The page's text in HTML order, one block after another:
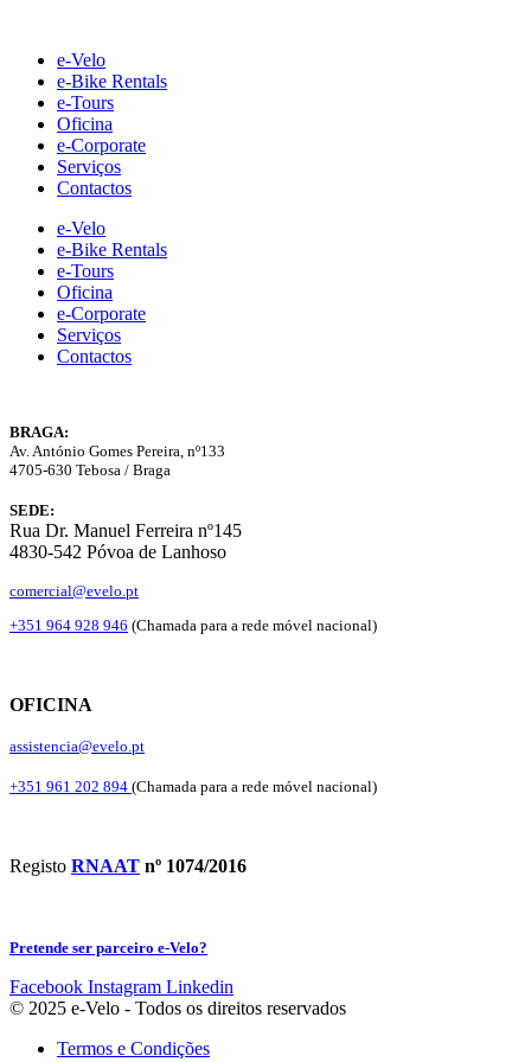
contente-Velo
e-Bike Rentals
e-Tours
Oficina
e-Corporate
Serviços
Contactos
e-Velo
e-Bike Rentals
e-Tours
Oficina
e-Corporate
Serviços
Contactos
BRAGA:
Av. António Gomes Pereira, nº133
4705-630 Tebosa / Braga
SEDE:
Rua Dr. Manuel Ferreira nº145
4830-542 Póvoa de Lanhoso
comercial@evelo.pt
+351 964 928 946 (Chamada para a rede móvel nacional)
OFICINA
assistencia@evelo.pt
+351 961 202 894 (Chamada para a rede móvel nacional)
Registo RNAAT nº 1074/2016
Pretende ser parceiro e-Velo?
Facebook Instagram Linkedin
© 2025 e-Velo - Todos os direitos reservados
Termos e Condições